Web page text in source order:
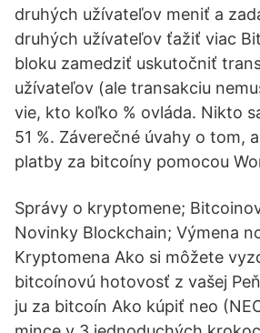
druhých užívateľov meniť a
druhých užívateľov ťažiť viac
bloku zamedziť uskutočniť
užívateľov (ale transakciu
vie, kto koľko % ovláda. Nikto
51 %. Záverečné úvahy o tom,
platby za bitcoíny pomocou
Správy o kryptomene;
Novinky Blockchain; Výmena
Kryptomena Ako si môžete
bitcoínovú hotovosť z vašej
ju za bitcoín Ako kúpiť neo